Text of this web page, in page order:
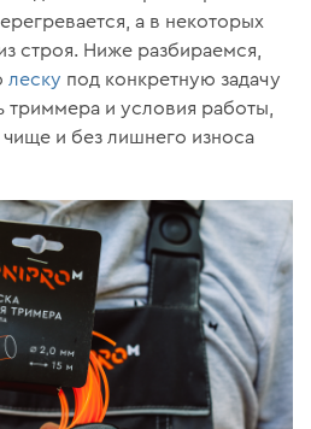
а в некоторых
строя. Ниже разбираемся,
леску под конкретную задачу
и условия работы,
и без лишнего износа